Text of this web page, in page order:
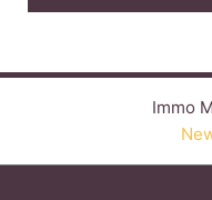
QUI SOMMES-NOUS ?